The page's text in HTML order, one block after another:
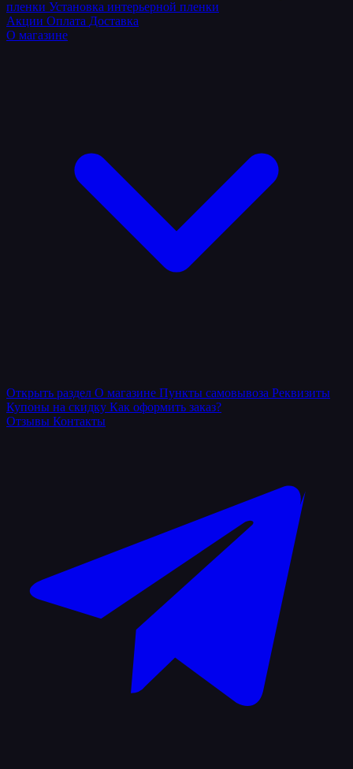
пленки Установка интерьерной пленки
Акции Оплата Доставка
О магазине
Открыть раздел О магазине Пункты самовывоза Реквизиты
Купоны на скидку Как оформить заказ?
Отзывы Контакты